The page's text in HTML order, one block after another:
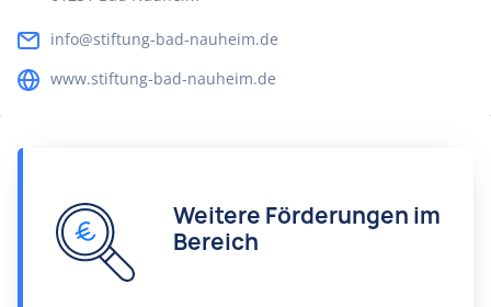
info@stiftung-bad-nauheim.de
www.stiftung-bad-nauheim.de
Weitere Förderungen im
Bereich